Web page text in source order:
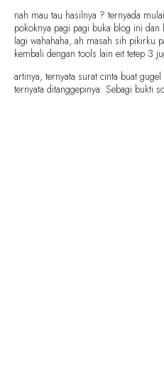
nah mau tau hasilnya ? ternyada
pokoknya pagi pagi buka blog ini dan
lagi wahahaha, ah masah sih pikirku
kembali dengan tools lain eit tetep 3
artinya, ternyata surat cinta buat
ternyata ditanggepinya. Sebagi bukti